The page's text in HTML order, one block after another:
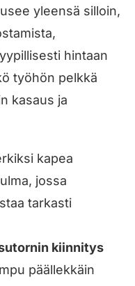
yleensä silloin,
hintaan
työhön pelkkä
kasaus ja
kapea
jossa
tarkasti
kiinnitys
päällekkäin